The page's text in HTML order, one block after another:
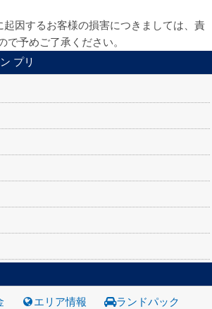
起因するお客様の損害につきましては、責
で予めご了承ください。
プリ
エリア情報 ランドパック